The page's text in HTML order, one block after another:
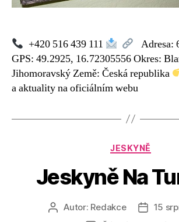
+420 516 439 111
Adresa:
GPS: 49.2925, 16.72305556 Okres:
Jihomoravský Země: Česká republika
a aktuality na oficiálním webu
Rubriky
JESKYNĚ
Jeskyně Na
AutorAutor: Redakce
Datum
15